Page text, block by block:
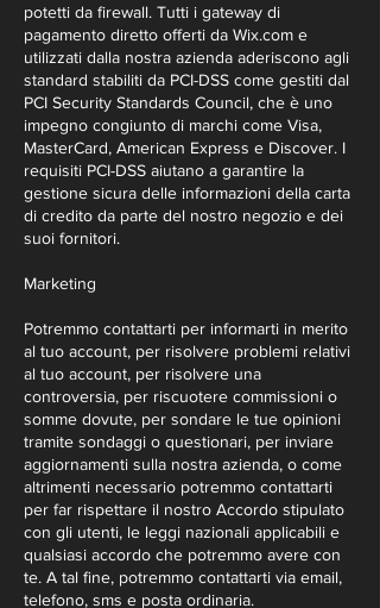
potetti da firewall. Tutti i gateway di
pagamento diretto offerti da Wix.com e
utilizzati dalla nostra azienda aderiscono agli
standard stabiliti da PCI-DSS come gestiti dal
PCI Security Standards Council, che è uno
impegno congiunto di marchi come Visa,
MasterCard, American Express e Discover. I
requisiti PCI-DSS aiutano a garantire la
gestione sicura delle informazioni della carta
di credito da parte del nostro negozio e dei
suoi fornitori.
Marketing
Potremmo contattarti per informarti in merito
al tuo account, per risolvere problemi relativi
al tuo account, per risolvere una
controversia, per riscuotere commissioni o
somme dovute, per sondare le tue opinioni
tramite sondaggi o questionari, per inviare
aggiornamenti sulla nostra azienda, o come
altrimenti necessario potremmo contattarti
per far rispettare il nostro Accordo stipulato
con gli utenti, le leggi nazionali applicabili e
qualsiasi accordo che potremmo avere con
te. A tal fine, potremmo contattarti via email,
telefono, sms e posta ordinaria.